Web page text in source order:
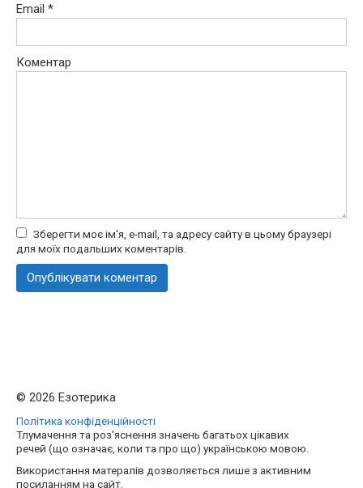
Email *
Коментар
Зберегти моє ім'я, e-mail, та адресу сайту в цьому браузері
для моїх подальших коментарів.
© 2026 Езотерика
Політика конфіденційності
Тлумачення та роз'яснення значень багатьох цікавих
речей (що означає, коли та про що) українською мовою.
Використання матералів дозволяється лише з активним
посиланням на сайт.